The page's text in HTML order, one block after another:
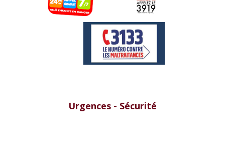
Urgences - Sécurité